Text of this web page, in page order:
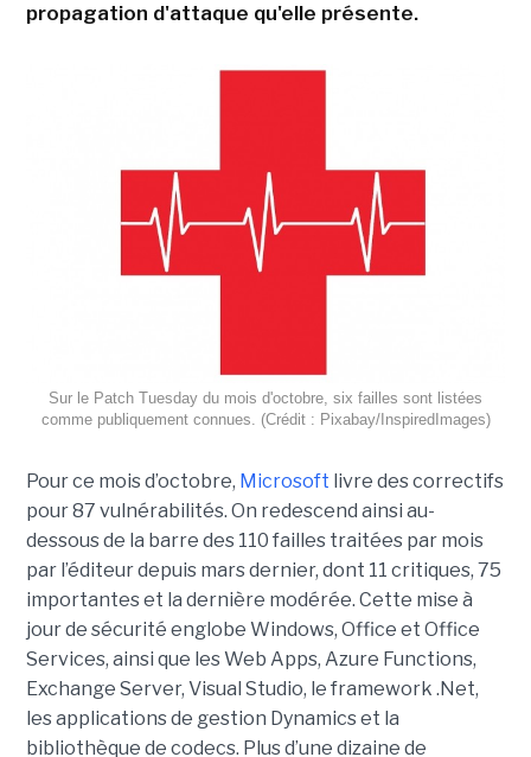
propagation d'attaque qu'elle présente.
Sur le Patch Tuesday du mois d'octobre, six failles sont listées
comme publiquement connues. (Crédit : Pixabay/InspiredImages)
Pour ce mois d’octobre, Microsoft livre des correctifs
pour 87 vulnérabilités. On redescend ainsi au-
dessous de la barre des 110 failles traitées par mois
par l’éditeur depuis mars dernier, dont 11 critiques, 75
importantes et la dernière modérée. Cette mise à
jour de sécurité englobe Windows, Office et Office
Services, ainsi que les Web Apps, Azure Functions,
Exchange Server, Visual Studio, le framework .Net,
les applications de gestion Dynamics et la
bibliothèque de codecs. Plus d’une dizaine de